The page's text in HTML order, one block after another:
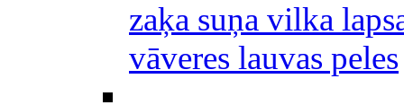
zaķa suņa vilka
vāveres lauvas peles